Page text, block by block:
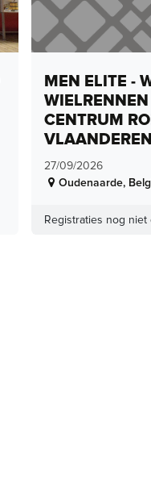
MEN ELITE -
WIELRENNEN
CENTRUM
VLAANDEREN
27/09/2026
Oudenaarde,
Registraties nog niet